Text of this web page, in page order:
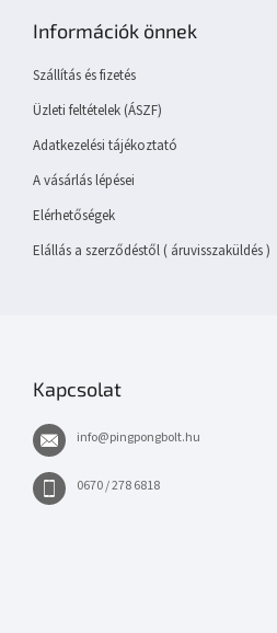
Információk önnek
Szállítás és fizetés
Üzleti feltételek (ÁSZF)
Adatkezelési tájékoztató
A vásárlás lépései
Elérhetőségek
Elállás a szerződéstől ( áruvisszaküldés )
Kapcsolat
info@pingpongbolt.hu
0670 / 278 6818